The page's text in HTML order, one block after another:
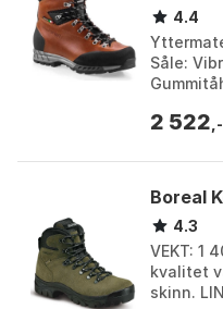
4.4
Såle:
brick.
2 522 ,-
Boreal
4.3
VEKT: 1
kvalitet
skinn.